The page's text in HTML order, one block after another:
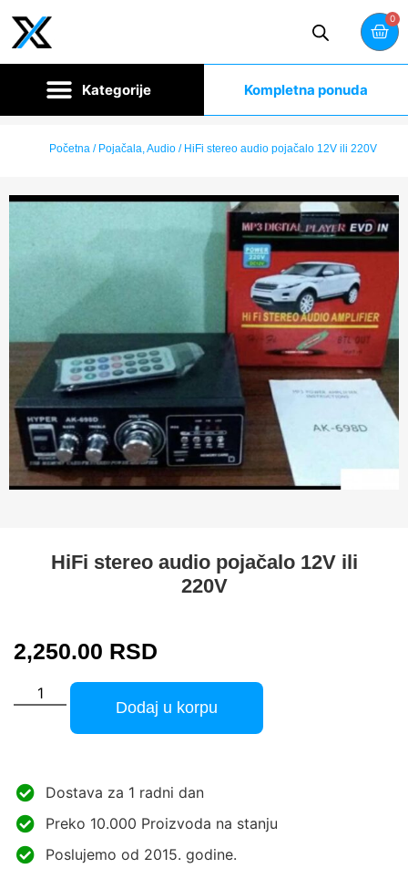
0
Kompletna ponuda
Početna / Pojačala, Audio / HiFi stereo audio pojačalo 12V ili 220V
HiFi stereo audio pojačalo 12V ili
220V
2,250.00 RSD
Dodaj u korpu
Dostava za 1 radni dan
Preko 10.000 Proizvoda na stanju
Poslujemo od 2015. godine.